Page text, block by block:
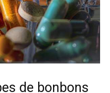
de bonbons